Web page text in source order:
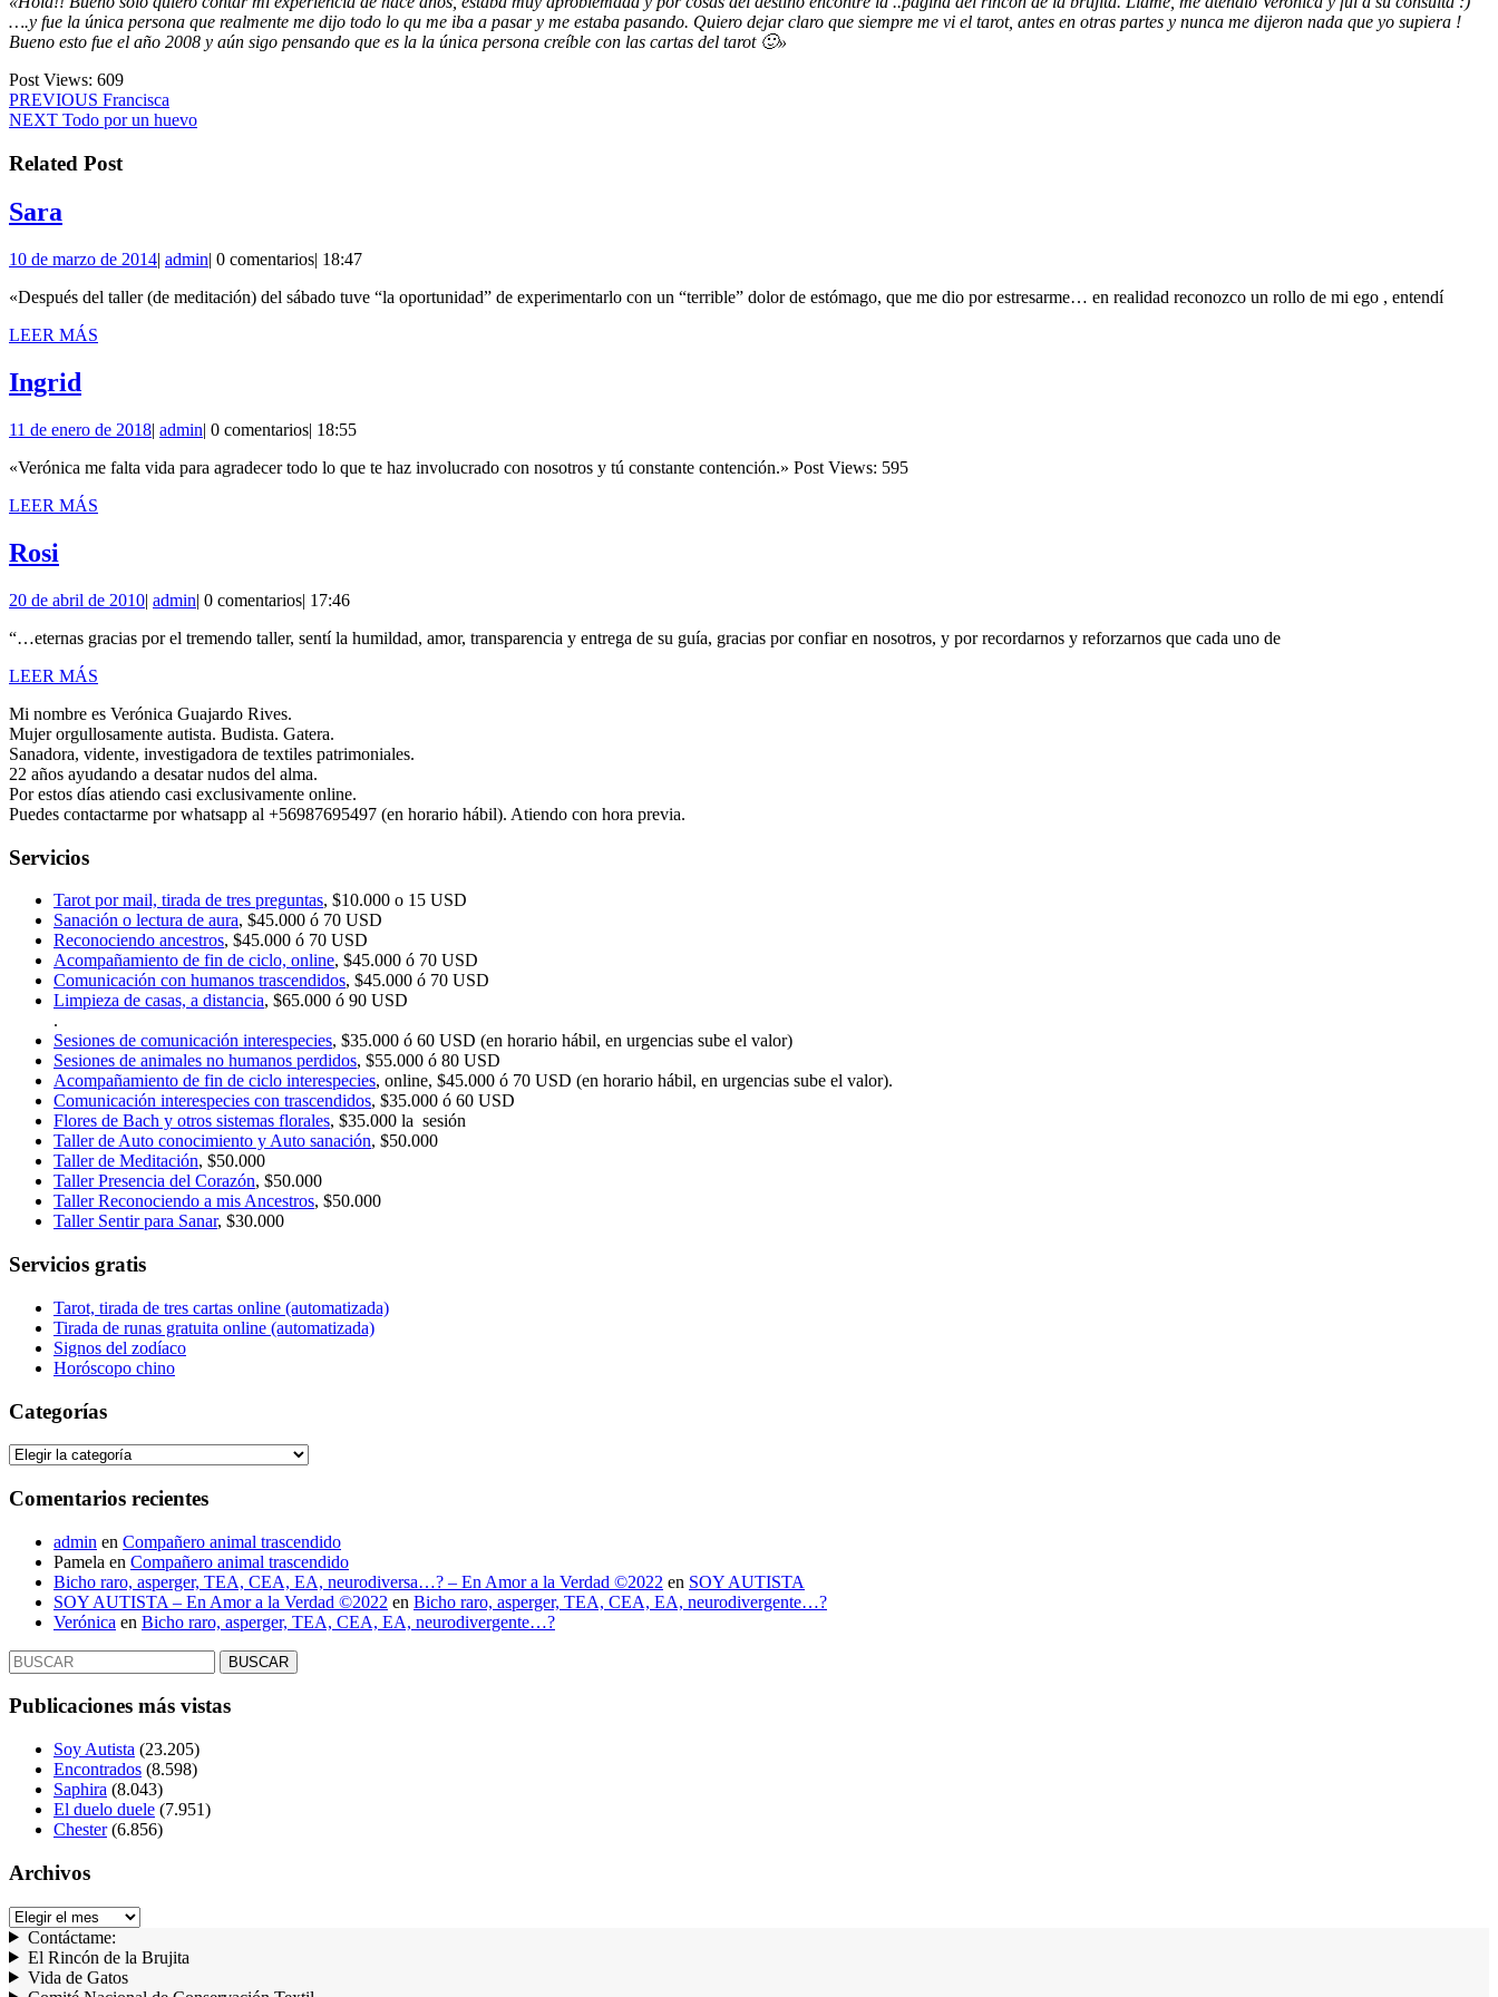
….y fue la única persona que realmente me dijo todo lo qu me iba a pasar y me estaba pasando. Quiero dejar claro que siempre me vi el tarot, antes en otras partes y nunca me dijeron nada que yo supiera !
Bueno esto fue el año 2008 y aún sigo pensando que es la la única persona creíble con las cartas del tarot 🙂»
Post Views: 609
Navegación
de
entradas
PREVIOUS Entrada
anterior:
Francisca
NEXT Siguiente
Todo por un huevo
Related Post
Sara
10 de marzo de 201410
marzo
| adminadmin
| 0 comentarios| 18:47
«Después del taller (de meditación) del sábado tuve “la oportunidad” de experimentarlo con un “terrible” dolor de estómago, que me dio por estresarme… en realidad reconozco un rollo de mi ego , entendí
LEER MÁS
Ingrid
11 de enero de 201811
enero
| adminadmin
| 0 comentarios| 18:55
«Verónica me falta vida para agradecer todo lo que te haz involucrado con nosotros y tú constante contención.» Post Views: 595
LEER MÁS
Rosi
20 de abril de 201020
abril
| adminadmin
| 0 comentarios| 17:46
“…eternas gracias por el tremendo taller, sentí la humildad, amor, transparencia y entrega de su guía, gracias por confiar en nosotros, y por recordarnos y reforzarnos que cada uno de
LEER MÁS
Mi nombre es Verónica Guajardo Rives.
Mujer orgullosamente autista. Budista. Gatera.
Sanadora, vidente, investigadora de textiles patrimoniales.
22 años ayudando a desatar nudos del alma.
Por estos días atiendo casi exclusivamente online.
Puedes contactarme por whatsapp al +56987695497 (en horario hábil). Atiendo con hora previa.
Servicios
Tarot por mail, tirada de tres preguntas, $10.000 o 15 USD
Sanación o lectura de aura, $45.000 ó 70 USD
Reconociendo ancestros, $45.000 ó 70 USD
Acompañamiento de fin de ciclo, online, $45.000 ó 70 USD
Comunicación con humanos trascendidos, $45.000 ó 70 USD
Limpieza de casas, a distancia, $65.000 ó 90 USD
.
Sesiones de comunicación interespecies, $35.000 ó 60 USD (en horario hábil, en urgencias sube el valor)
Sesiones de animales no humanos perdidos, $55.000 ó 80 USD
Acompañamiento de fin de ciclo interespecies, online, $45.000 ó 70 USD (en horario hábil, en urgencias sube el valor).
Comunicación interespecies con trascendidos, $35.000 ó 60 USD
Flores de Bach y otros sistemas florales, $35.000 la sesión
Taller de Auto conocimiento y Auto sanación, $50.000
Taller de Meditación, $50.000
Taller Presencia del Corazón, $50.000
Taller Reconociendo a mis Ancestros, $50.000
Taller Sentir para Sanar, $30.000
Servicios gratis
Tarot, tirada de tres cartas online (automatizada)
Tirada de runas gratuita online (automatizada)
Signos del zodíaco
Horóscopo chino
Categorías
Categorías
Comentarios recientes
admin en Compañero animal trascendido
Pamela en Compañero animal trascendido
Bicho raro, asperger, TEA, CEA, EA, neurodiversa…? – En Amor a la Verdad ©2022 en SOY AUTISTA
SOY AUTISTA – En Amor a la Verdad ©2022 en Bicho raro, asperger, TEA, CEA, EA, neurodivergente…?
Verónica en Bicho raro, asperger, TEA, CEA, EA, neurodivergente…?
Buscar:
Publicaciones más vistas
Soy Autista (23.205)
Encontrados (8.598)
Saphira (8.043)
El duelo duele (7.951)
Chester (6.856)
Archivos
Archivos
Contáctame:
El Rincón de la Brujita
Vida de Gatos